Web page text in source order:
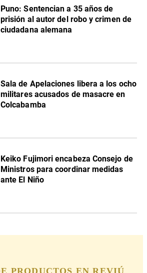
Puno: Sentencian a 35 años de
prisión al autor del robo y crimen de
ciudadana alemana
Sala de Apelaciones libera a los ocho
militares acusados de masacre en
Colcabamba
Keiko Fujimori encabeza Consejo de
Ministros para coordinar medidas
ante El Niño